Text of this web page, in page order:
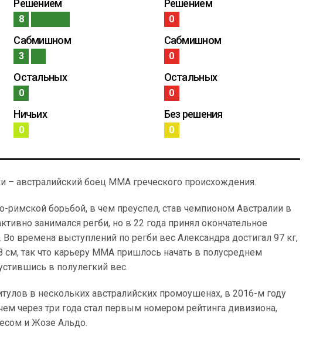
Решением
8
Сабмишном
3
Остальных
0
Ничьих
0
Решением
0
Сабмишном
0
Остальных
0
Без решения
0
– австралийский боец ММА греческого происхождения.
римской борьбой, в чем преуспел, став чемпионом Австралии в
занимался регби, но в 22 года принял окончательное
времена выступлений по регби вес Александра достигал 97 кг,
см, так что карьеру ММА пришлось начать в полусреднем
в полулегкий вес.
в нескольких австралийских промоушенах, в 2016-м году
через три года стал первым номером рейтинга дивизиона,
и Жозе Альдо.